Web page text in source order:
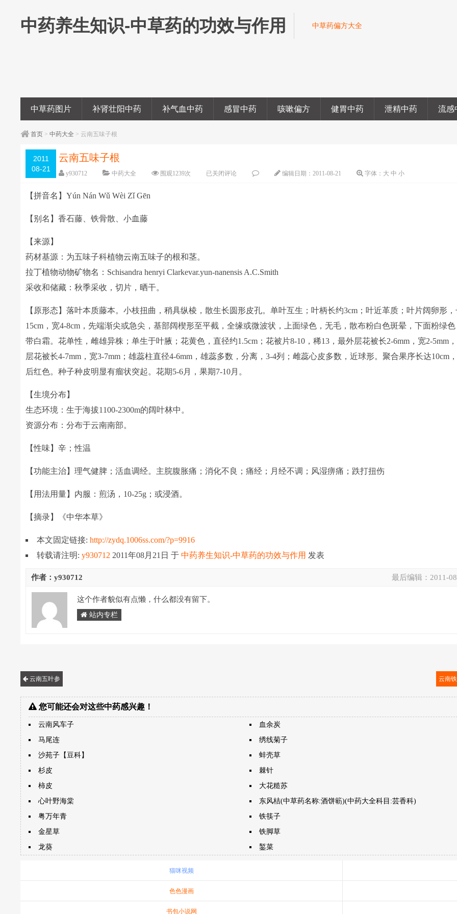
中药养生知识-中草药的功效与作用 中草药偏方大全
中草药图片 补肾壮阳中药 补气血中药 感冒中药 咳嗽偏方 健胃中药 泄精中药 流感
首页 >中药大全 > 云南五味子根
2011
08-21
云南五味子根
y930712 中药大全 围观1239次 已关闭评论 编辑日期：2011-08-21 字体： 大 中 小
【拼音名】Yún Nán Wǔ Wèi Zǐ Gēn
【别名】香石藤、铁骨散、小血藤
【来源】
药材基源：为五味子科植物云南五味子的根和茎。
拉丁植物动物矿物名：Schisandra henryi Clarkevar.yun-nanensis A.C.Smith
采收和储藏：秋季采收，切片，晒干。
【原形态】落叶本质藤本。小枝扭曲，稍具纵棱，散生长圆形皮孔。单叶互生；叶柄长约3cm；叶近革质；叶片阔卵形，
15cm，宽4-8cm，先端渐尖或急尖，基部阔楔形至平截，全缘或微波状，上面绿色，无毛，散布粉白色斑晕，下面粉绿色
带白霜。花单性，雌雄异株；单生于叶腋；花黄色，直径约1.5cm；花被片8-10，稀13，最外层花被长2-6mm，宽2-5mm
层花被长4-7mm，宽3-7mm；雄蕊柱直径4-6mm，雄蕊多数，分离，3-4列；雌蕊心皮多数，近球形。聚合果序长达10cm
后红色。种子种皮明显有瘤状突起。花期5-6月，果期7-10月。
【生境分布】
生态环境：生于海拔1100-2300m的阔叶林中。
资源分布：分布于云南南部。
【性味】辛；性温
【功能主治】理气健脾；活血调经。主脘腹胀痛；消化不良；痛经；月经不调；风湿痹痛；跌打扭伤
【用法用量】内服：煎汤，10-25g；或浸酒。
【摘录】《中华本草》
本文固定链接:http://zydq.1006ss.com/?p=9916
转载请注明:y930712 2011年08月21日于中药养生知识-中草药的功效与作用 发表
最后编辑： 2011-
作者：y930712
这个作者貌似有点懒，什么都没有留下。
站内专栏
云南五叶参 云南
您可能还会对这些中药感兴趣！
云南风车子
血余炭
马尾连
绣线菊子
沙苑子【豆科】
蚌壳草
杉皮
棘针
柿皮
大花糙苏
心叶野海棠
东风桔(中草药名称:酒饼簕)(中药大全科目:芸香科)
粤万年青
铁筷子
金星草
铁脚草
龙葵
錾菜
猫咪视频
色色漫画
书包小说网